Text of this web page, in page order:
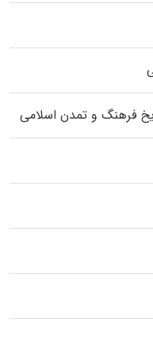
فرهنگ و تمدن اسلامی